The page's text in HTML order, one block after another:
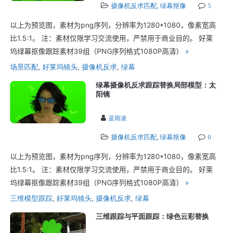
摄像机反求匹配, 绿幕抠像 5
以上为预览图，素材为png序列，分辨率为1280*1080，像素宽高
比1.5:1。 注：素材仅限学习交流使用，严禁用于商业目的。 好莱
坞绿幕抠像跟踪素材39组（PNG序列格式1080P高清） »
场景匹配, 好莱坞镜头, 摄像机反求, 绿幕
绿幕摄像机反求跟踪替换局部模型：太
阳镜
蓝雨凌
摄像机反求匹配, 绿幕抠像 0
以上为预览图，素材为png序列，分辨率为1280*1080，像素宽高
比1.5:1。 注：素材仅限学习交流使用，严禁用于商业目的。 好莱
坞绿幕抠像跟踪素材39组（PNG序列格式1080P高清） »
三维模型跟踪, 好莱坞镜头, 摄像机反求, 绿幕
三维跟踪与平面跟踪：绿色云彩替换